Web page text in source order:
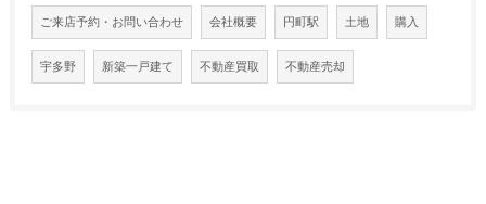
ご来店予約・お問い合わせ 会社概要 円町駅 土地 購入
宇多野 新築一戸建て 不動産買取 不動産売却